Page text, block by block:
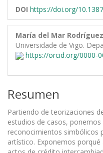
DOI https://doi.org/
María del Mar
Universidade de Vigo.
https://orcid.org/0000-
Resumen
Partiendo de teorizaciones
estudios de casos,
reconocimientos simbólicos
artístico. Exponemos